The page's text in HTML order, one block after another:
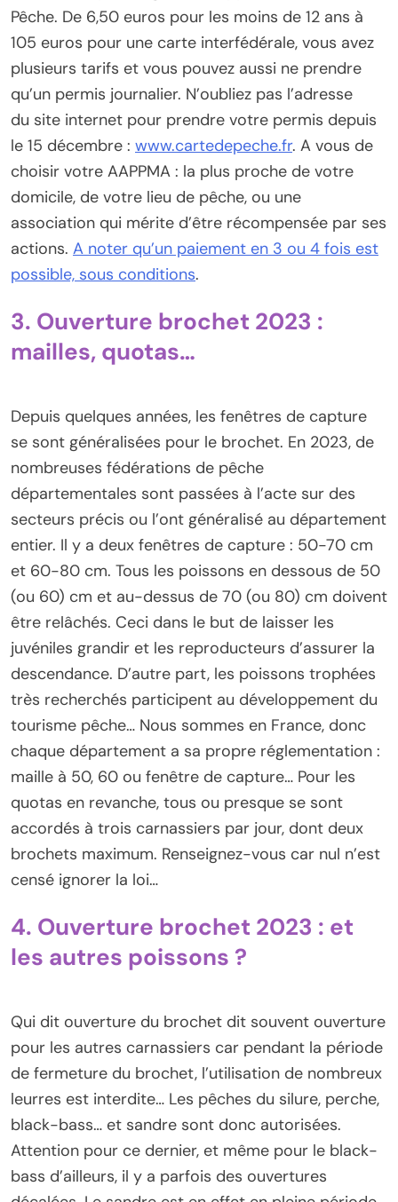
Pêche. De 6,50 euros pour les moins de 12 ans à
105 euros pour une carte interfédérale, vous avez
plusieurs tarifs et vous pouvez aussi ne prendre
qu’un permis journalier. N’oubliez pas l’adresse
du site internet pour prendre votre permis depuis
le 15 décembre : www.cartedepeche.fr. A vous de
choisir votre AAPPMA : la plus proche de votre
domicile, de votre lieu de pêche, ou une
association qui mérite d’être récompensée par ses
actions. A noter qu’un paiement en 3 ou 4 fois est
possible, sous conditions.
3. Ouverture brochet 2023 :
mailles, quotas…
Depuis quelques années, les fenêtres de capture
se sont généralisées pour le brochet. En 2023, de
nombreuses fédérations de pêche
départementales sont passées à l’acte sur des
secteurs précis ou l’ont généralisé au département
entier. Il y a deux fenêtres de capture : 50-70 cm
et 60-80 cm. Tous les poissons en dessous de 50
(ou 60) cm et au-dessus de 70 (ou 80) cm doivent
être relâchés. Ceci dans le but de laisser les
juvéniles grandir et les reproducteurs d’assurer la
descendance. D’autre part, les poissons trophées
très recherchés participent au développement du
tourisme pêche… Nous sommes en France, donc
chaque département a sa propre réglementation :
maille à 50, 60 ou fenêtre de capture… Pour les
quotas en revanche, tous ou presque se sont
accordés à trois carnassiers par jour, dont deux
brochets maximum. Renseignez-vous car nul n’est
censé ignorer la loi…
4. Ouverture brochet 2023 : et
les autres poissons ?
Qui dit ouverture du brochet dit souvent ouverture
pour les autres carnassiers car pendant la période
de fermeture du brochet, l’utilisation de nombreux
leurres est interdite… Les pêches du silure, perche,
black-bass… et sandre sont donc autorisées.
Attention pour ce dernier, et même pour le black-
bass d’ailleurs, il y a parfois des ouvertures